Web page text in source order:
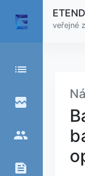
list
broken_image
people
feed
veřejné